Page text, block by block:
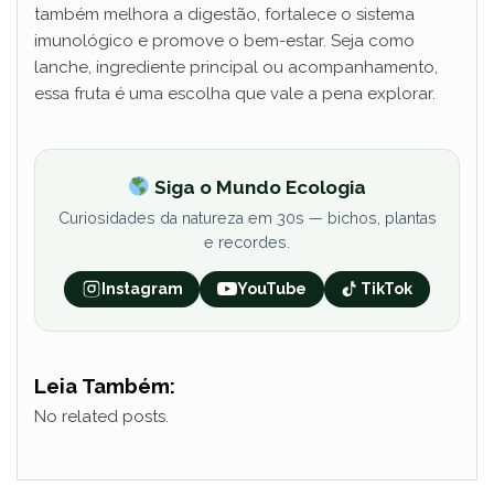
também melhora a digestão, fortalece o sistema
imunológico e promove o bem-estar. Seja como
lanche, ingrediente principal ou acompanhamento,
essa fruta é uma escolha que vale a pena explorar.
Siga o Mundo Ecologia
Curiosidades da natureza em 30s — bichos, plantas
e recordes.
Instagram YouTube TikTok
Leia Também:
No related posts.